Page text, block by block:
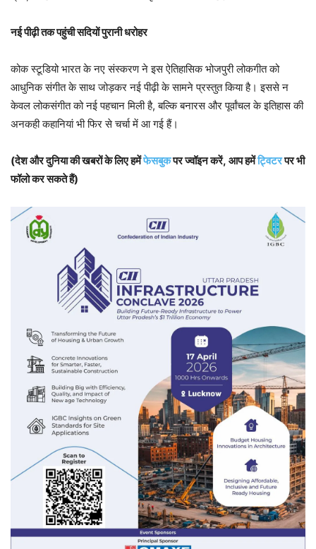
नई पीढ़ी तक पहुंची सदियों पुरानी धरोहर
कोक स्टूडियो भारत के नए संस्करण ने इस ऐतिहासिक भोजपुरी लोकगीत को
आधुनिक संगीत के साथ जोड़कर नई पीढ़ी के सामने प्रस्तुत किया है। इससे न
केवल लोकसंगीत को नई पहचान मिली है, बल्कि बनारस और पूर्वांचल के इतिहास की
अनकही कहानियां भी फिर से चर्चा में आ गई हैं।
(देश और दुनिया की खबरों के लिए हमेंफेसबुकपर ज्वॉइन करें, आप हमेंट्विटरपर भी
फॉलो कर सकते हैं)